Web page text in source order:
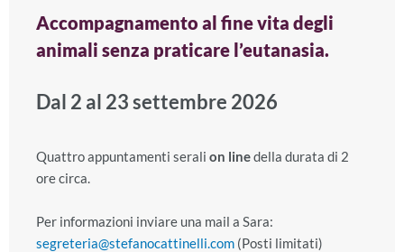
Accompagnamento al fine vita degli
animali senza praticare l’eutanasia.
Dal 2 al 23 settembre 2026
Quattro appuntamenti serali on linedella durata di 2
ore circa.
Per informazioni inviare una mail a Sara:
segreteria@stefanocattinelli.com (Posti limitati)